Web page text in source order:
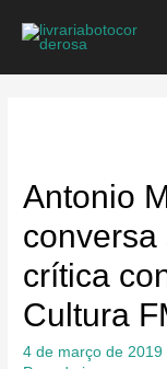
para
Antonio
conversa
crítica
Cultura
4 de março de 2019